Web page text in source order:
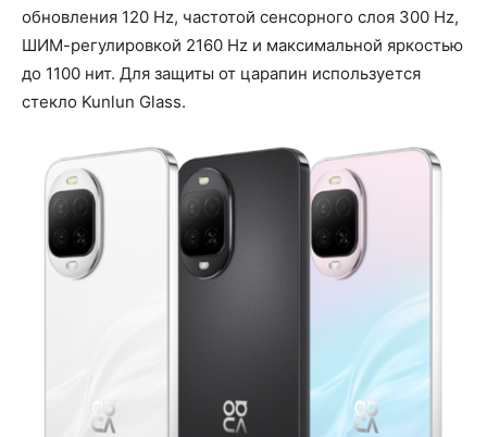
обновления 120 Hz, частотой сенсорного слоя 300 Hz,
ШИМ-регулировкой 2160 Hz и максимальной яркостью
до 1100 нит. Для защиты от царапин используется
стекло Kunlun Glass.